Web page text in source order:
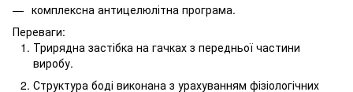
комплексна антицелюлітна програма.
Переваги:
Трирядна застібка на гачках з передньої частини
виробу.
Структура боді виконана з урахуванням фізіологічних